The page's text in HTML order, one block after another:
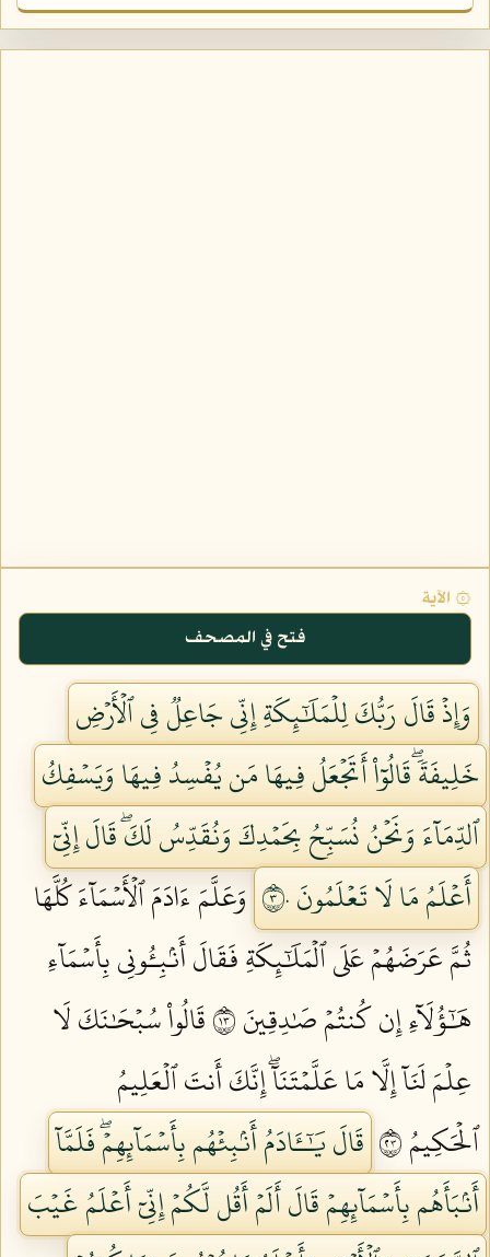
۞ الآية
فتح في المصحف
وَإِذۡ قَالَ رَبُّكَ لِلۡمَلَٰٓئِكَةِ إِنِّي جَاعِلٞ فِي ٱلۡأَرۡضِ
خَلِيفَةٗۖ قَالُوٓاْ أَتَجۡعَلُ فِيهَا مَن يُفۡسِدُ فِيهَا وَيَسۡفِكُ
ٱلدِّمَآءَ وَنَحۡنُ نُسَبِّحُ بِحَمۡدِكَ وَنُقَدِّسُ لَكَۖ قَالَ إِنِّيٓ
أَعۡلَمُ مَا لَا تَعۡلَمُونَ ٣٠
وَعَلَّمَ ءَادَمَ ٱلۡأَسۡمَآءَ كُلَّهَا
ثُمَّ عَرَضَهُمۡ عَلَى ٱلۡمَلَٰٓئِكَةِ فَقَالَ أَنۢبِـُٔونِي بِأَسۡمَآءِ
هَٰٓؤُلَآءِ إِن كُنتُمۡ صَٰدِقِينَ ٣١
قَالُواْ سُبۡحَٰنَكَ لَا
عِلۡمَ لَنَآ إِلَّا مَا عَلَّمۡتَنَآۖ إِنَّكَ أَنتَ ٱلۡعَلِيمُ
ٱلۡحَكِيمُ ٣٢
قَالَ يَٰٓـَٔادَمُ أَنۢبِئۡهُم بِأَسۡمَآئِهِمۡۖ فَلَمَّآ
أَنۢبَأَهُم بِأَسۡمَآئِهِمۡ قَالَ أَلَمۡ أَقُل لَّكُمۡ إِنِّيٓ أَعۡلَمُ غَيۡبَ